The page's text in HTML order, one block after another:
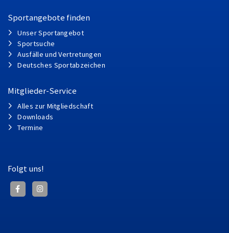
Sportangebote finden
Unser Sportangebot
Sportsuche
Ausfälle und Vertretungen
Deutsches Sportabzeichen
Mitglieder-Service
Alles zur Mitgliedschaft
Downloads
Termine
Folgt uns!